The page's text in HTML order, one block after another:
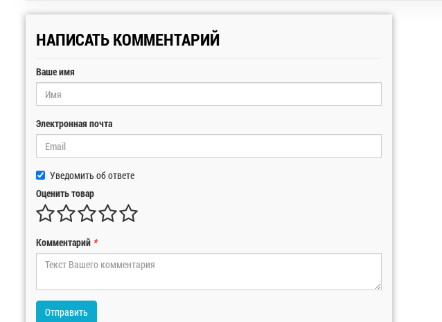
НАПИСАТЬ КОММЕНТАРИЙ
Ваше имя
Электронная почта
Уведомить об ответе
Оценить товар
Комментарий *
Отправить